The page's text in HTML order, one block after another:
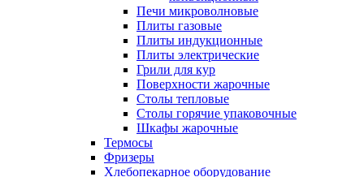
Печи микроволновые
Плиты газовые
Плиты индукционные
Плиты электрические
Грили для кур
Поверхности жарочные
Столы тепловые
Столы горячие упаковочные
Шкафы жарочные
Термосы
Фризеры
Хлебопекарное оборудование